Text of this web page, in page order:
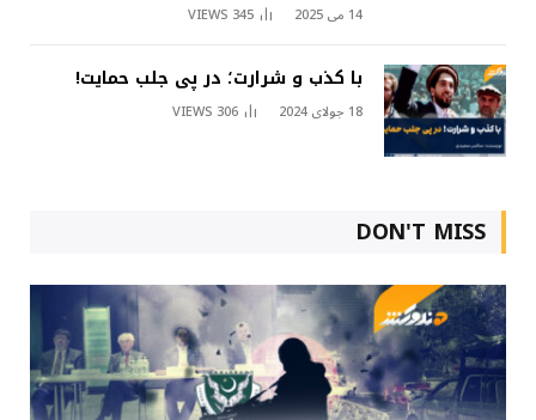
14 می 2025 345
VIEWS
با کذب و شرارت؛ در پی جلب حمایت!
18 جولای 2024 306
VIEWS
DON'T MISS